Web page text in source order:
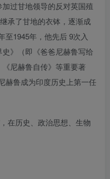
过甘地领导的反对英国殖
承了甘地的衣钵，逐渐成
至1945年，他先后 9次入
》（即《爸爸尼赫鲁写给
尼赫鲁自传》等重要著
赫鲁成为印度历史上第一任
在历史、政治思想、生物